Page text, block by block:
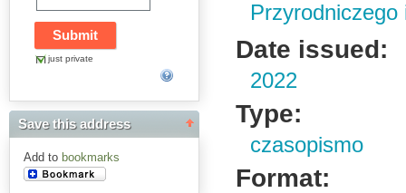
just private
Save this address
Add to bookmarks
Przyrodniczego
Date issued:
2022
Type:
czasopismo
Format: